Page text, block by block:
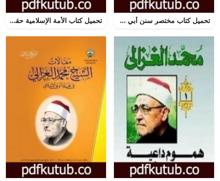
تحميل كتاب مختصر سنن أبي داود – الجزء الثاني: النكاح – العتق PDF تأليف عبد العظيم المنذري مجانا [كامل] تحميل كتاب الأمة الإسلامية حقيقة لا وهم PDF تأليف يوسف القرضاوي مجانا [كامل]